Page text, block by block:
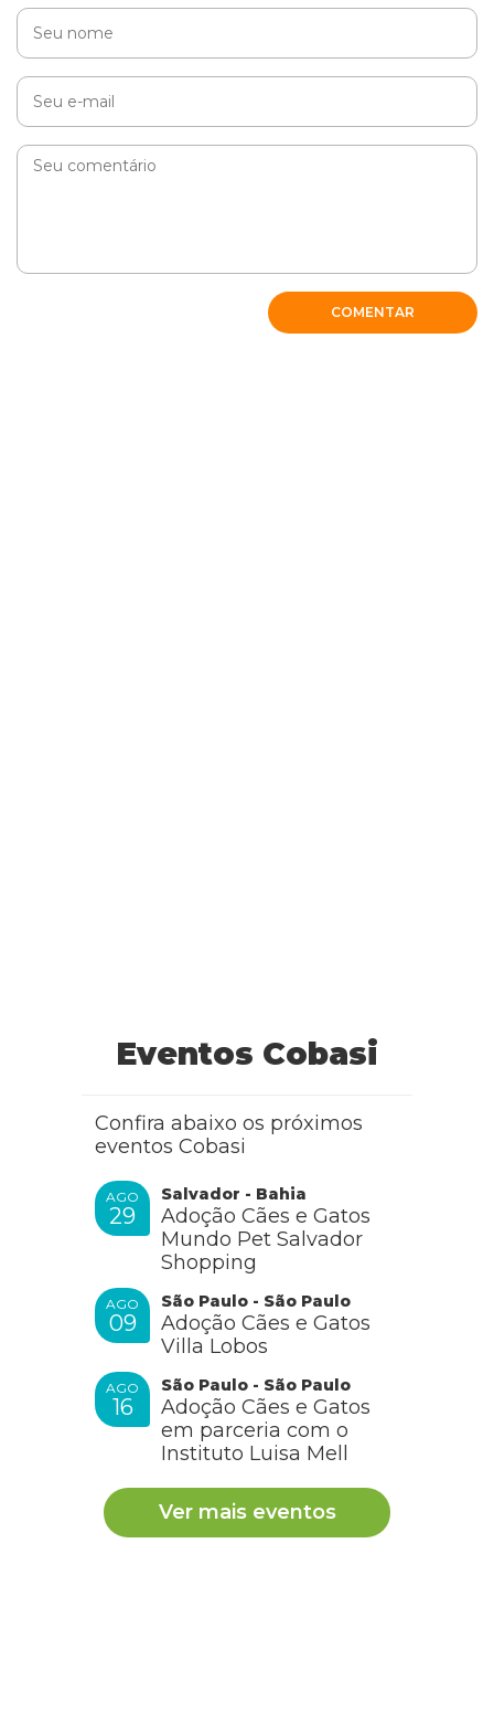
Jeannine
COMENTAR
Eventos Cobasi
Confira abaixo os próximos
eventos Cobasi
AGO
29
Salvador - Bahia
Adoção Cães e Gatos
Mundo Pet Salvador
Shopping
AGO
09
São Paulo - São Paulo
Adoção Cães e Gatos
Villa Lobos
AGO
16
São Paulo - São Paulo
Adoção Cães e Gatos
em parceria com o
Instituto Luisa Mell
Ver mais eventos